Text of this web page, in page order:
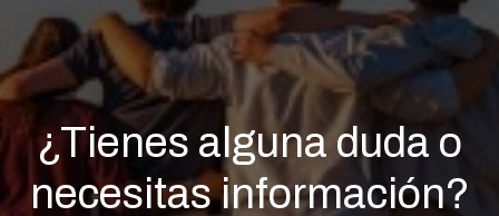
¿Tienes alguna duda o
necesitas información?